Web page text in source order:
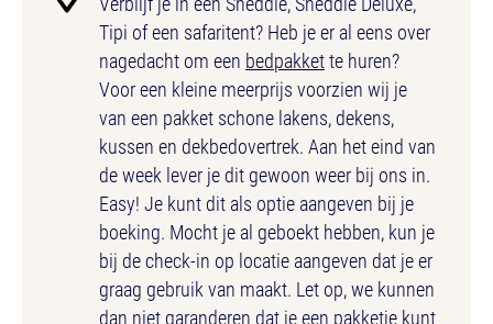
Tipi of een safaritent? Heb je er al eens over
nagedacht om een bedpakkette huren?
Voor een kleine meerprijs voorzien wij je
van een pakket schone lakens, dekens,
kussen en dekbedovertrek. Aan het eind van
de week lever je dit gewoon weer bij ons in.
Easy! Je kunt dit als optie aangeven bij je
boeking. Mocht je al geboekt hebben, kun je
bij de check-in op locatie aangeven dat je er
graag gebruik van maakt. Let op, we kunnen
dan niet garanderen dat je een pakketje kunt